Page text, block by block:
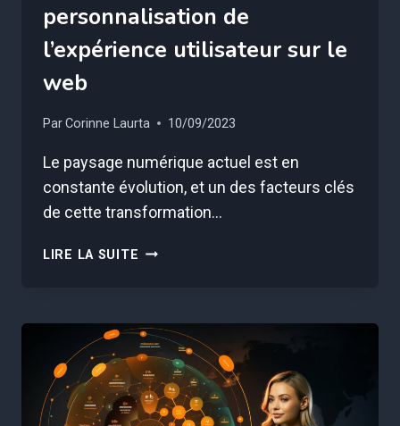
personnalisation de
l’expérience utilisateur sur le
web
ParCorinne Laurta 10/09/2023
Le paysage numérique actuel est en
constante évolution, et un des facteurs clés
de cette transformation…
LIRE LA SUITE L’IA
LA
PERSONNALISATION
DE
L’EXPÉRIENCE
UTILISATEUR